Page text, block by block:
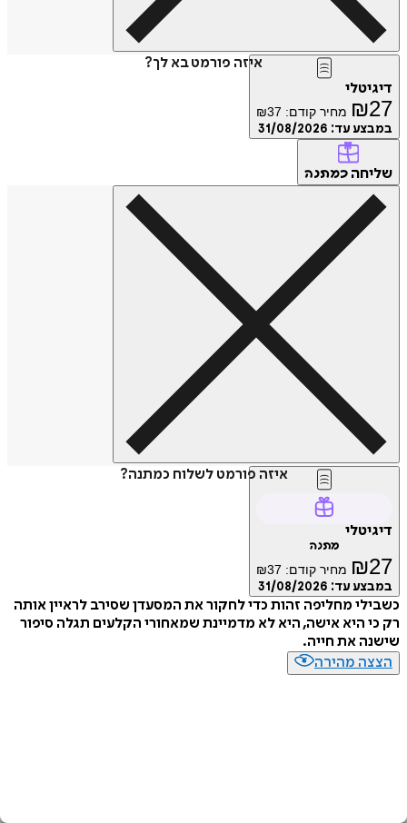
איזה פורמט בא לך?
דיגיטלי
₪27 מחיר קודם: ₪37
במבצע עד: 31/08/2026
שליחה כמתנה
איזה פורמט לשלוח כמתנה?
דיגיטלי
מתנה
₪27 מחיר קודם: ₪37
במבצע עד: 31/08/2026
כשבילי מחליפה זהות כדי לחקור את המסעדן שסירב לראיין אותה
רק כי היא אישה, היא לא מדמיינת שמאחורי הקלעים תגלה סיפור
שישנה את חייה.
הצצה מהירה